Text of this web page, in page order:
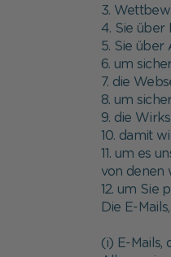
3.
4. Sie über
5. Sie über
6. um
7. die
8. um
9. die
10. damit
11. um es
von denen
12. um Sie
Die E-
(i) E-Mails,